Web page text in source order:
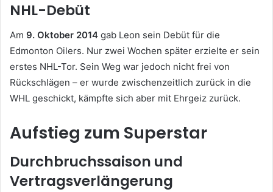
NHL-Debüt
Am 9. Oktober 2014 gab Leon sein Debüt für die
Edmonton Oilers. Nur zwei Wochen später erzielte er sein
erstes NHL-Tor. Sein Weg war jedoch nicht frei von
Rückschlägen – er wurde zwischenzeitlich zurück in die
WHL geschickt, kämpfte sich aber mit Ehrgeiz zurück.
Aufstieg zum Superstar
Durchbruchssaison und
Vertragsverlängerung